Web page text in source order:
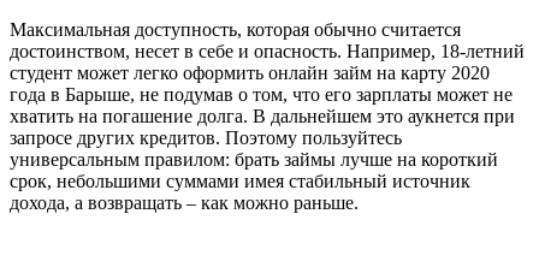
Максимальная доступность, которая обычно считается
достоинством, несет в себе и опасность. Например, 18-летний
студент может легко оформить онлайн займ на карту 2020
года в Барыше, не подумав о том, что его зарплаты может не
хватить на погашение долга. В дальнейшем это аукнется при
запросе других кредитов. Поэтому пользуйтесь
универсальным правилом: брать займы лучше на короткий
срок, небольшими суммами имея стабильный источник
дохода, а возвращать – как можно раньше.